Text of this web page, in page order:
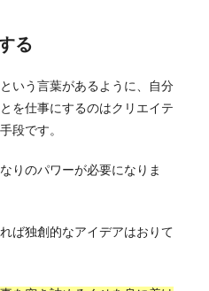
る
いう言葉があるように、自分
を仕事にするのはクリエイテ
段です。
りのパワーが必要になりま
ば独創的なアイデアはおりて